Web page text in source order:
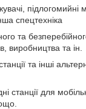
підлогомийні
спецтехніка
та
виробництва та ін.
та інші
станції для